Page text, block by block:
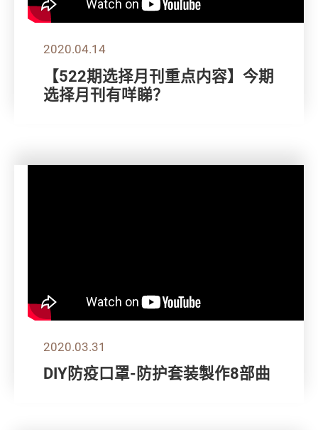
2020.04.14
【522期选择月刊重点内容】今期
选择月刊有咩睇？
2020.03.31
DIY防疫口罩-防护套装製作8部曲